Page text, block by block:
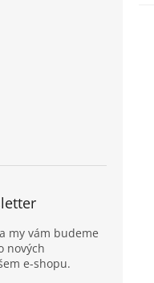
my vám budeme
nových
e-shopu.